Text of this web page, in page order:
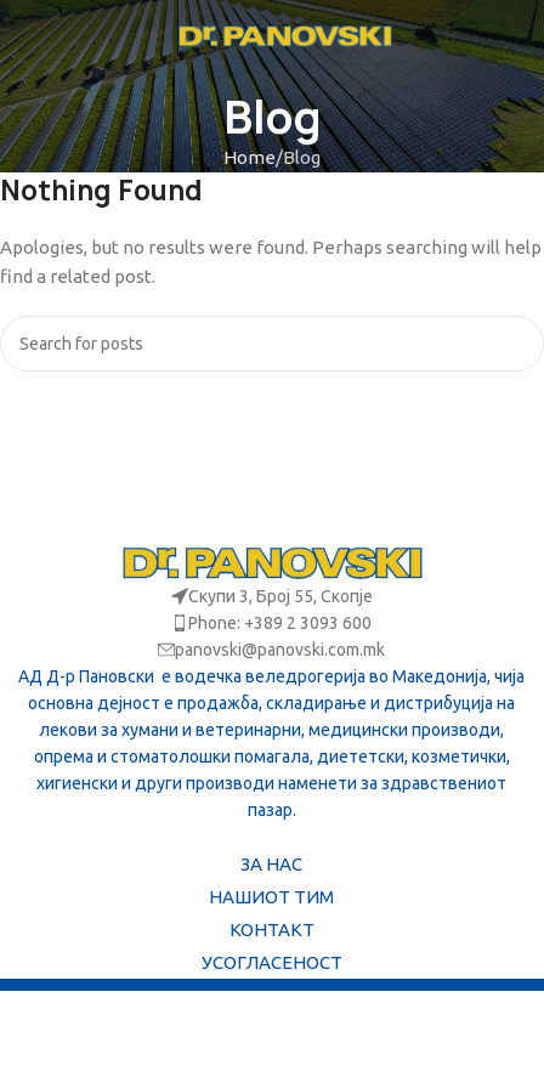
Blog
Home Blog
Nothing Found
Apologies, but no results were found. Perhaps searching will help
find a related post.
Скупи 3, Број 55, Скопје
Phone: +389 2 3093 600
panovski@panovski.com.mk
АД Д-р Пановски е водечка веледрогерија во Македонија, чија
основна дејност е продажба, складирање и дистрибуција на
лекови за хумани и ветеринарни, медицински производи,
опрема и стоматолошки помагала, диететски, козметички,
хигиенски и други производи наменети за здравствениот
пазар.
ЗА НАС
НАШИОТ ТИМ
КОНТАКТ
УСОГЛАСЕНОСТ